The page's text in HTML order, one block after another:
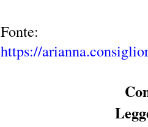
Fonte:
https://